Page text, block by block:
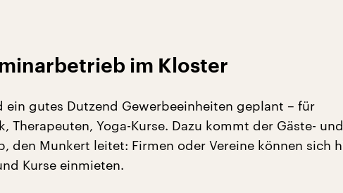
im Kloster
ein gutes Dutzend Gewerbeeinheiten geplant – für
Therapeuten, Yoga-Kurse. Dazu kommt der Gäste- und
den Munkert leitet: Firmen oder Vereine können sich
Kurse einmieten.